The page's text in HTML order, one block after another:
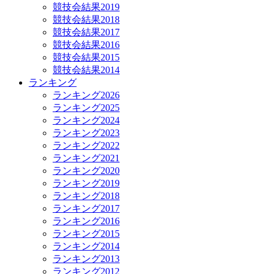
競技会結果2019
競技会結果2018
競技会結果2017
競技会結果2016
競技会結果2015
競技会結果2014
ランキング
ランキング2026
ランキング2025
ランキング2024
ランキング2023
ランキング2022
ランキング2021
ランキング2020
ランキング2019
ランキング2018
ランキング2017
ランキング2016
ランキング2015
ランキング2014
ランキング2013
ランキング2012